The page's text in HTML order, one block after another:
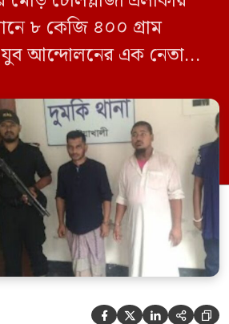
৮ কেজি ৪০০ গ্রাম
আন্দোলনের এক নেতাকে
চালিয়ে মাদক চক্রের আরও
হয়। র‍্যাব ও পুলিশ
শুক্রবার গোপন সংবাদের
১ পটুয়াখালী ক্যাম্পের
    